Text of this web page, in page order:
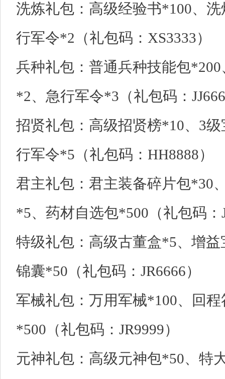
洗炼礼包：高级经验书*100、
行军令*2（礼包码：XS3333）
兵种礼包：普通兵种技能包
*2、急行军令*3（礼包码：
招贤礼包：高级招贤榜*10、3
行军令*5（礼包码：HH8888）
君主礼包：君主装备碎片包*30
*5、药材自选包*500（礼包码：
特级礼包：高级古董盒*5、增
锦囊*50（礼包码：JR6666）
军械礼包：万用军械*100、回
*500（礼包码：JR9999）
元神礼包：高级元神包*50、特